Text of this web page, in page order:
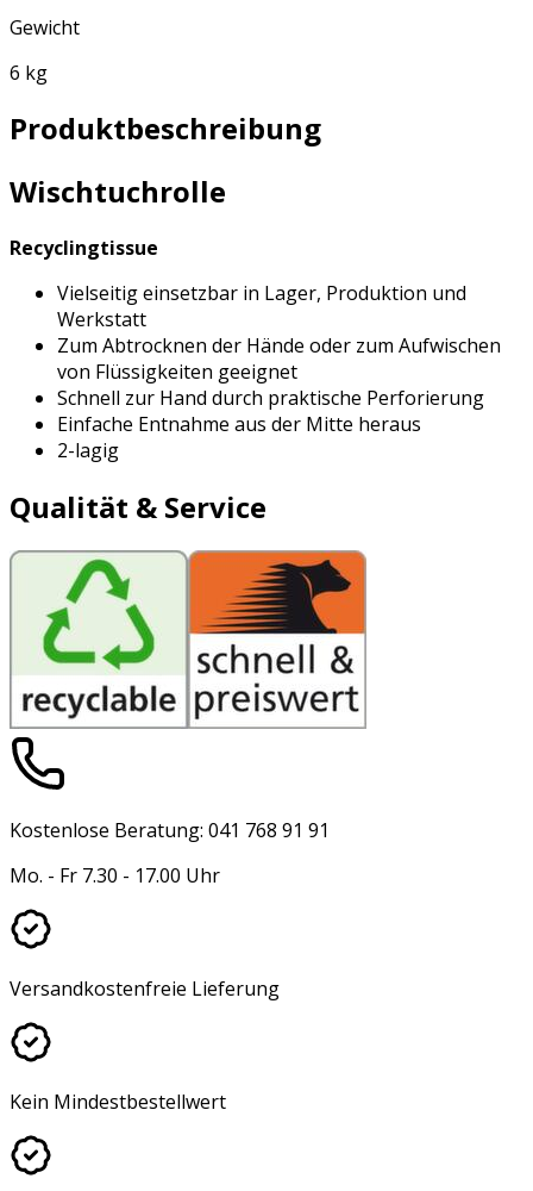
Gewicht
6 kg
Produktbeschreibung
Wischtuchrolle
Recyclingtissue
Vielseitig einsetzbar in Lager, Produktion und
Werkstatt
Zum Abtrocknen der Hände oder zum Aufwischen
von Flüssigkeiten geeignet
Schnell zur Hand durch praktische Perforierung
Einfache Entnahme aus der Mitte heraus
2-lagig
Qualität & Service
Kostenlose Beratung: 041 768 91 91
Mo. - Fr 7.30 - 17.00 Uhr
Versandkostenfreie Lieferung
Kein Mindestbestellwert